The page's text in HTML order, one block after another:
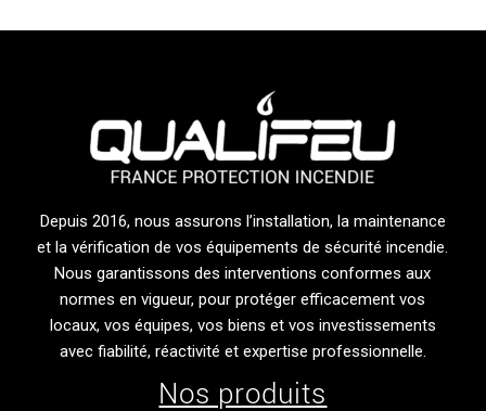
Depuis 2016, nous assurons l’installation, la maintenance
et la vérification de vos équipements de sécurité incendie.
Nous garantissons des interventions conformes aux
normes en vigueur, pour protéger efficacement vos
locaux, vos équipes, vos biens et vos investissements
avec fiabilité, réactivité et expertise professionnelle.
Nos produits